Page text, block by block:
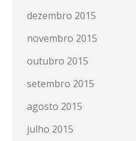
dezembro 2015
novembro 2015
outubro 2015
setembro 2015
agosto 2015
julho 2015